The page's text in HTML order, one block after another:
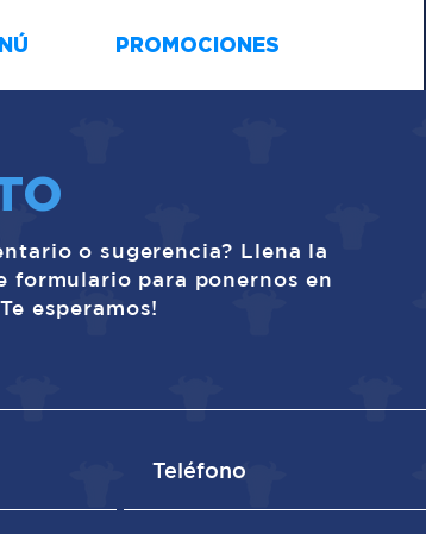
PROMOCIONES
o sugerencia? Llena la
formulario para ponernos en
esperamos!